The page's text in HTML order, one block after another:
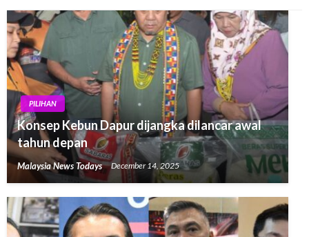
PILIHAN
Konsep Kebun Dapur dijangka dilancar awal
tahun depan
Malaysia News Todays December 14, 2025